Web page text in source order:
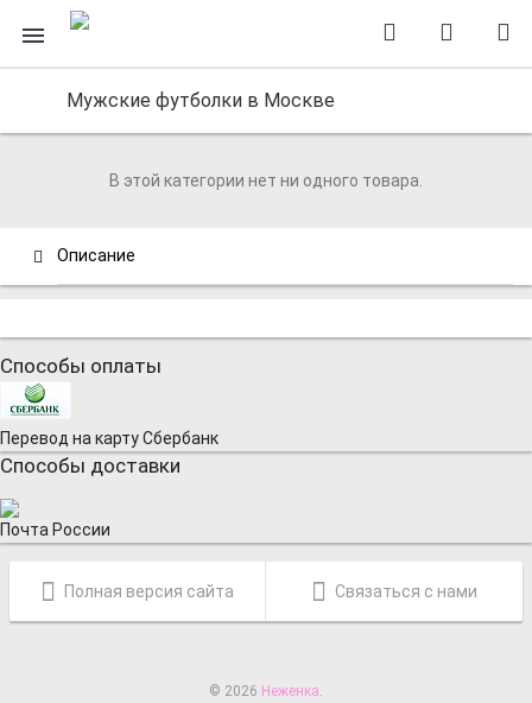
Мужские футболки в Москве
В этой категории нет ни одного товара.
Описание
Способы оплаты
Перевод на карту Сбербанк
Способы доставки
Почта России
Полная версия сайта Связаться с нами
© 2026 Неженка.